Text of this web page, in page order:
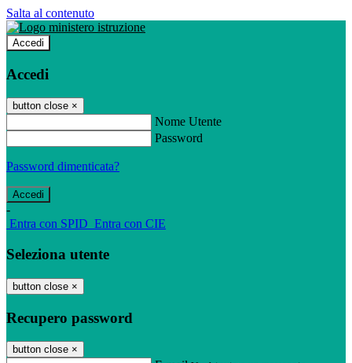
Salta al contenuto
Accedi
Accedi
button close ×
Nome Utente
Password
Password dimenticata?
-
Entra con SPID Entra con CIE
Seleziona utente
button close ×
Recupero password
button close ×